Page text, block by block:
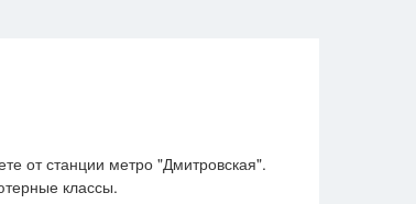
от станции метро "Дмитровская".
классы.